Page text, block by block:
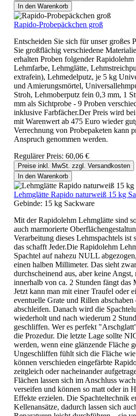
In den Warenkorb
Rapido-Probepäckchen groß
Entscheiden Sie sich für unser großes
Sie großflächig verschiedene
erhalten Proben folgender
Lehmfarbe, Lehmglätte,
extrafein), Lehmedelputz, je 5 kg
und Amierungsmörtel,
Stroh, Lehmoberputz fein 0,3 mm, 1
mm als Sichtprobe - 9 Proben
inklusive Farbfächer.Der Preis wird
mit Warenwert ab 475 Euro wieder
Verrechnung von Probepaketen kann
Anspruch genommen werden.
Regulärer Preis: 60,06 €
Preise inkl. MwSt. zzgl. Versandkosten
In den Warenkorb
Lehmglätte Rapido naturweiß 15 kg
Gebinde: 15 kg Sackware
Mit der Rapidolehm Lehmglätte sind
auch marmorierte
Verarbeitung dieses Lehmspachtels ist
das schafft Jeder.Die Rapidolehm
Spachtel auf nahezu NULL
einen halben Millimeter. Das sieht
durchscheinend aus, aber keine
innerhalb von ca. 2 Stunden fängt das
Jetzt kann man mit einer Traufel oder
eventuelle Grate und Rillen
abschleifen. Danach wird die
wiederholt und nach wiederum 2
geschliffen. Wer es perfekt
die Prozedur. Die letzte Lage sollte
werden, wenn eine glänzende Fläche
Ungeschliffen fühlt sich die Fläche
können verschieden eingefärbte
zeitgleich oder nacheinander
Flächen lassen sich im Anschluss
verseifen und können so matt oder in
Effekte erzielen. Die Spachteltechnik
Kellenansätze, dadurch lassen sich